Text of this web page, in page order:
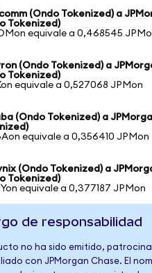
(Ondo Tokenized) a
Tokenized)
equivale a 0,468545
(Ondo Tokenized) a
Tokenized)
equivale a 0,527068 JPMon
(Ondo Tokenized) a
equivale a 0,356410 JPMon
(Ondo Tokenized) a
Tokenized)
equivale a 0,377187 JPMon
de responsabilidad
no ha sido emitido,
con JPMorgan Chase. El